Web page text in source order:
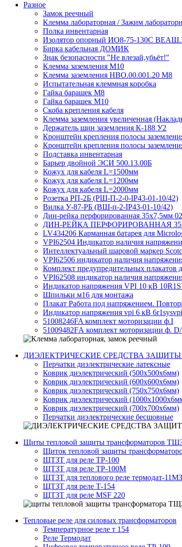
Разное
Замок реечный
Клемма лабораторная / Зажим
Полка инвентарная
Изолятор опорный ИО8-75-130С
Бирка кабельная ДОМИК
Знак безопасности "Не влезай,убьёт!"
Клемма заземления М10
Клемма заземления НВО.00.001.20 М8
Испытательная клеммная коробка
Гайка барашек М8
Гайка барашек М10
Скоба крепления кабеля
Клемма заземления увеличенная
Держатель шин заземления К-188 У2
Кронштейн крепления полосы
Кронштейн крепления полосы
Подставка инвентарная
Барьер двойной ЭСИ 500.13.00Б
Кожух для кабеля L=1500мм
Кожух для кабеля L=1200мм
Кожух для кабеля L=2000мм
Розетка РП-2Б (РШ-П-2-0-IР43-01-10/42)
Вилка У-87-РБ (ВШ-п-2-IP43-01-10/42)
Дин-рейка перфорированная 35х7,5мм
ДИН-РЕЙКА ПЕРФОРИРОВАННАЯ
LV434206 Карманная батарея для
VPI62504 Индикатор наличия
Интеллектуальный шаровой маркер
VPI62506 индикатор наличия
Комплект предупредительных
VPI62508 индикатор наличия
Индикатор напряжения VPI 10 кВ
Шпильки м16 для монтажа
Плакат Работа под напряжением.
Индикатор напряжения vpi 6 кВ
51008246FA комплект моторизации ф.I
51009482FА комплект моторизации ф.
ДИЭЛЕКТРИЧЕСКИЕ СРЕДСТВА
Перчатки диэлектрические латексные
Коврик диэлектрический (500х500х6мм)
Коврик диэлектрический (600х600х6мм)
Коврик диэлектрический (750х750х6мм)
Коврик диэлектрический
Коврик диэлектрический (700х700х6мм)
Перчатки диэлектрические бесшовные
Щиты тепловой защиты трансформаторов
Щиток тепловой защиты
ЩТЗТ для реле ТР-100
ЩТЗТ для реле ТР-100М
ЩТЗТ для теплового реле термодат-
ЩТЗТ для реле Т-154
ЩТЗТ для реле MSF 220
Тепловые реле для силовых трансформаторов
Температурное реле т 154
Реле Термодат